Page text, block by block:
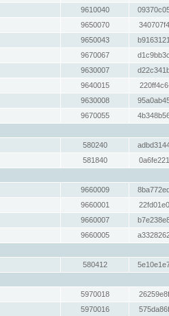
9610040
9650070
9650043
9670067
9630007
9640015
9630008
9670055
580240
581840
9660009
9660001
9660007
9660005
580412
5970018
5970016